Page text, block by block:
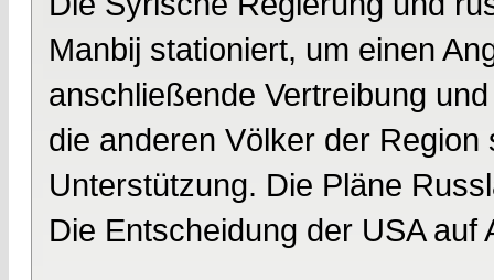
Manbij stationiert, um einen
anschließende Vertreibung
die anderen Völker der
Unterstützung. Die Pläne
Die Entscheidung der USA